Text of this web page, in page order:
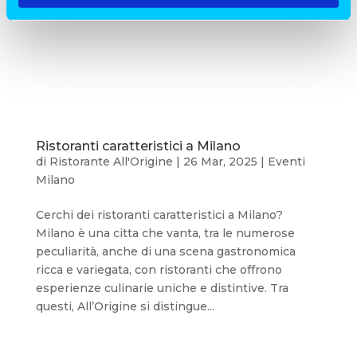
Ristoranti caratteristici a Milano
di Ristorante All'Origine | 26 Mar, 2025 | Eventi
Milano
Cerchi dei ristoranti caratteristici a Milano?
Milano è una citta che vanta, tra le numerose
peculiarità, anche di una scena gastronomica
ricca e variegata, con ristoranti che offrono
esperienze culinarie uniche e distintive. Tra
questi, All’Origine si distingue...